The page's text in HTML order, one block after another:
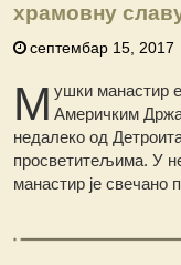
храмовну
септембар 15, 2017
М ушки манастир
Америчким
недалеко од
просветитељима. У
манастир је свечано